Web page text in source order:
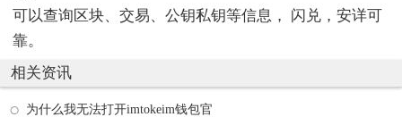
可以查询区块、交易、公钥私钥等信息， 闪兑，安详可
靠。
相关资讯
为什么我无法打开imtokeim钱包官